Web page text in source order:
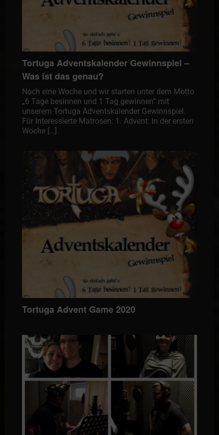
Tortuga Adventskalender Gewinnspiel –
Was ist das genau?
Noch eine Woche und wir starten unter dem Motto
„6 Tage besinnen und 1 Tag gewinnen“ mit
unserem Tortuga Adventskalender Gewinnspiel.
Für Interessierte Matrosen: 1. Advent: In der ersten
Woche […]
Tortuga Advent Game 2020